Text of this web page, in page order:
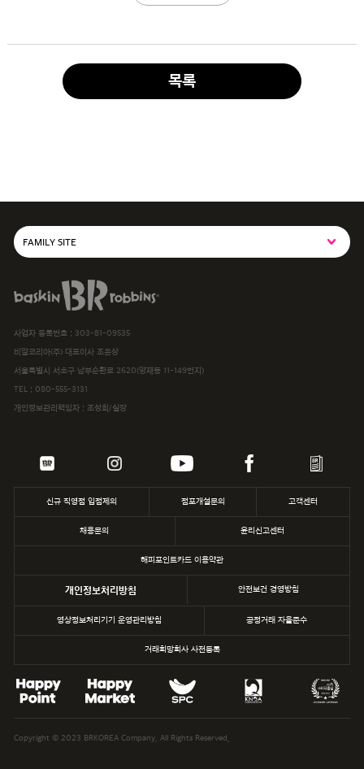
목록
FAMILY SITE
SPC MAGAZINE
해피포인트카드
파스쿠찌
삼립
던킨
baskiN robbiNs
사업자 등록번호 : 303-81-09535
비알코리아(주) 대표이사 조윤상
서울특별시 서초구 남부순환로 2620(양재동 11-149번지)
TEL : 080-555-3131
개인정보관리책임자 : 조성희/실장
신규 직영점 입점제의 점포개설문의 고객센터
채용문의 윤리신고센터
해피포인트카드 이용약관
개인정보처리방침 안전보건 경영방침
영상정보처리기기 운영관리방침 공정거래 자율준수
거래희망회사 사전등록
Copyright © 2023 BRKOREA Company. All Rights Reserved.